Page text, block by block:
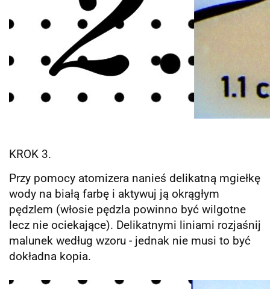
KROK 3.
Przy pomocy atomizera nanieś delikatną mgiełkę
wody na białą farbę i aktywuj ją okrągłym
pędzlem (włosie pędzla powinno być wilgotne
lecz nie ociekające). Delikatnymi liniami rozjaśnij
malunek według wzoru - jednak nie musi to być
dokładna kopia.